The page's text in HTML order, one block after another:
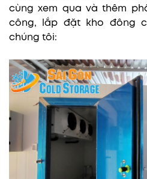
cùng xem qua và thêm
công, lắp đặt kho đông
chúng tôi: